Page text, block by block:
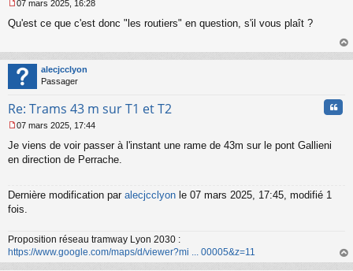
e
a
g
e
o
l
u
07 mars 2025, 16:28
Qu'est ce que c'est donc "les routiers" en question, s'il vous plaît ?
au
alecjcclyon
Passager
Re: Trams 43 m sur T1 et T2
e
s
g
e
n
l
u
07 mars 2025, 17:44
Je viens de voir passer à l'instant une rame de 43m sur le pont Gallieni
en direction de Perrache.
Dernière modification par alecjcclyon le 07 mars 2025, 17:45, modifié 1
fois.
Proposition réseau tramway Lyon 2030 :
https://www.google.com/maps/d/viewer?mi ... 00005&z=11
au